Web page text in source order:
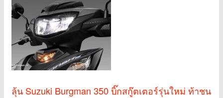
ลุ้น Suzuki Burgman 350 บิ๊กสกู๊ตเตอร์รุ่นใหม่ ท้าชน